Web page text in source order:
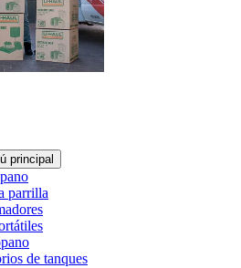
principal
parrilla
de tanques